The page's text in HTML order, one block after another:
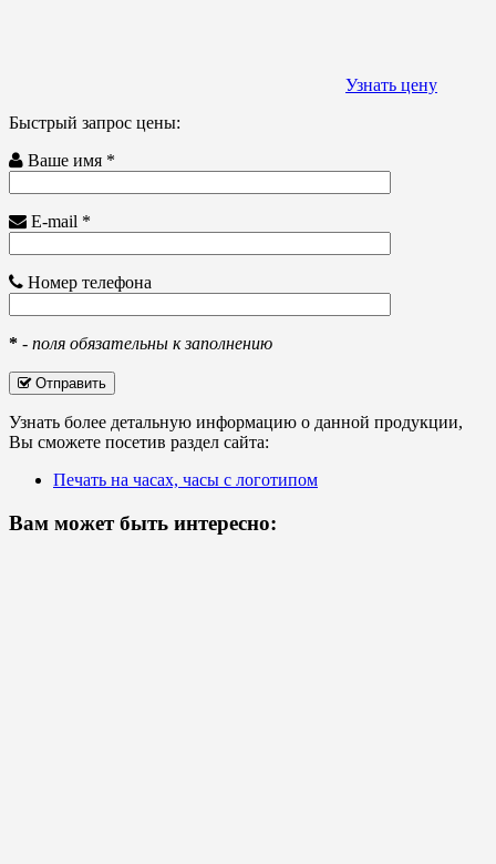
Узнать цену
Быстрый запрос цены:
Ваше имя *
E-mail *
Номер телефона
* - поля обязательны к заполнению
Отправить
Узнать более детальную информацию о данной продукции,
Вы сможете посетив раздел сайта:
Печать на часах, часы с логотипом
Вам может быть интересно: